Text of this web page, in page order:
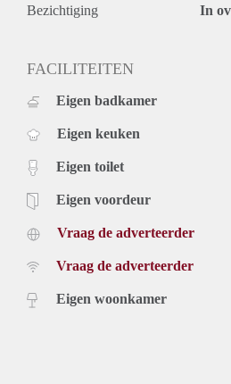
Bezichtiging In
FACILITEITEN
Eigen badkamer
Eigen keuken
Eigen toilet
Eigen voordeur
Vraag de adverteerder
Vraag de adverteerder
Eigen woonkamer